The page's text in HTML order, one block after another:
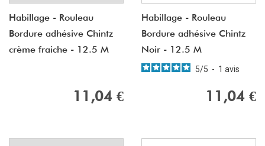
Habillage - Rouleau
Bordure adhésive Chintz
crème fraiche - 12.5 M
11,04 €
Habillage - Rouleau
Bordure adhésive Chintz
Noir - 12.5 M
5/5 - 1 avis
11,04 €